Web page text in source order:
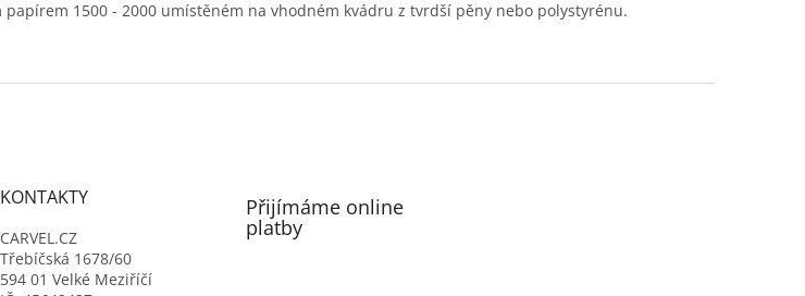
1500 - 2000 umístěném na vhodném kvádru z tvrdší pěny nebo polystyrénu.
KONTAKTY
CARVEL.CZ
Třebíčská 1678/60
594 01 Velké Meziříčí
Přijímáme online
platby